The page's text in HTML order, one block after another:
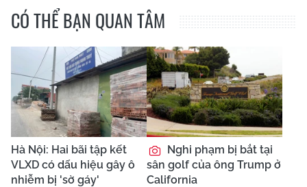
CÓ THỂ BẠN QUAN TÂM
Hà Nội: Hai bãi tập kết
VLXD có dấu hiệu gây ô
nhiễm bị 'sờ gáy'
Nghi phạm bị bắt tại
sân golf của ông Trump ở
California